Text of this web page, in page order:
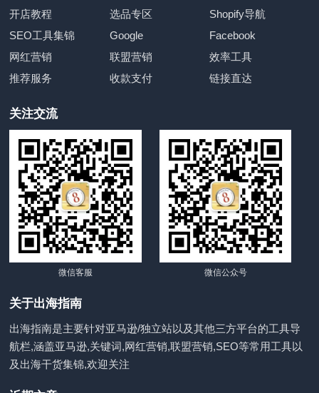
开店教程
选品专区
Shopify导航
SEO工具集锦
Google
Facebook
网红营销
联盟营销
效率工具
推荐服务
收款支付 链接直达
关注交流
微信客服 微信公众号
关于出海指南
出海指南是主要针对亚马逊/独立站以及其他三方平台的工具导
航栏,涵盖亚马逊,关键词,网红营销,联盟营销,SEO等常用工具以
及出海干货集锦,欢迎关注